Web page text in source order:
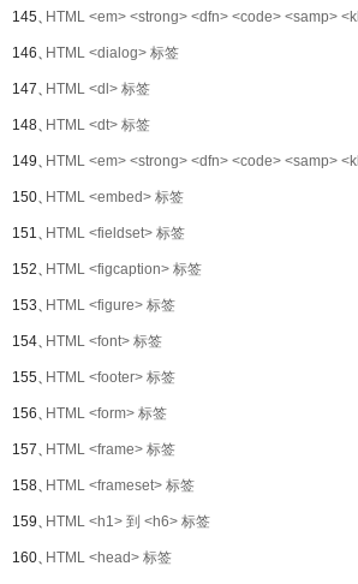
145、HTML <em> <strong> <dfn> <code> <samp>
146、HTML <dialog> 标签
147、HTML <dl> 标签
148、HTML <dt> 标签
149、HTML <em> <strong> <dfn> <code> <samp>
150、HTML <embed> 标签
151、HTML <fieldset> 标签
152、HTML <figcaption> 标签
153、HTML <figure> 标签
154、HTML <font> 标签
155、HTML <footer> 标签
156、HTML <form> 标签
157、HTML <frame> 标签
158、HTML <frameset> 标签
159、HTML <h1> 到 <h6> 标签
160、HTML <head> 标签